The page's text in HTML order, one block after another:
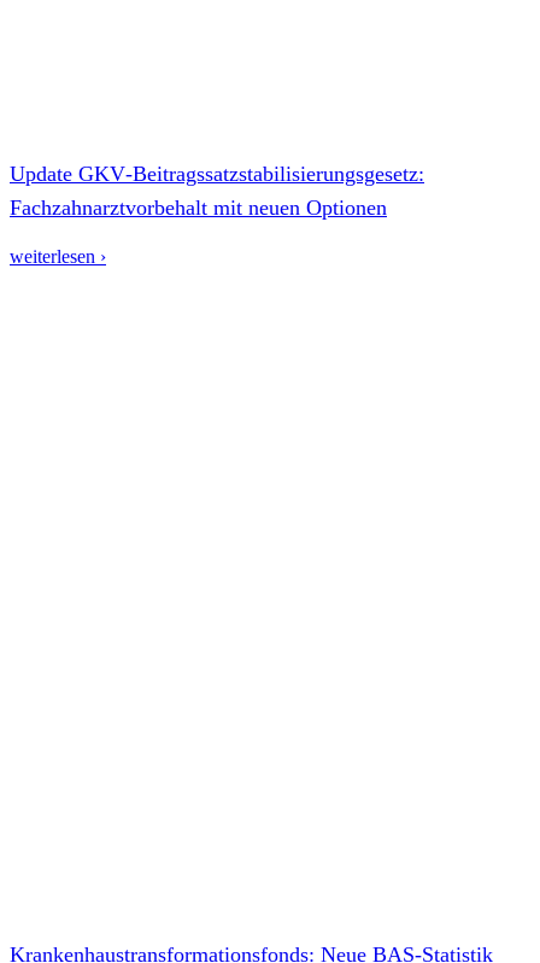
Update GKV‑Beitragssatzstabilisierungsgesetz:
Fachzahnarztvorbehalt mit neuen Optionen
weiterlesen ›
Krankenhaustransformationsfonds: Neue BAS-Statistik